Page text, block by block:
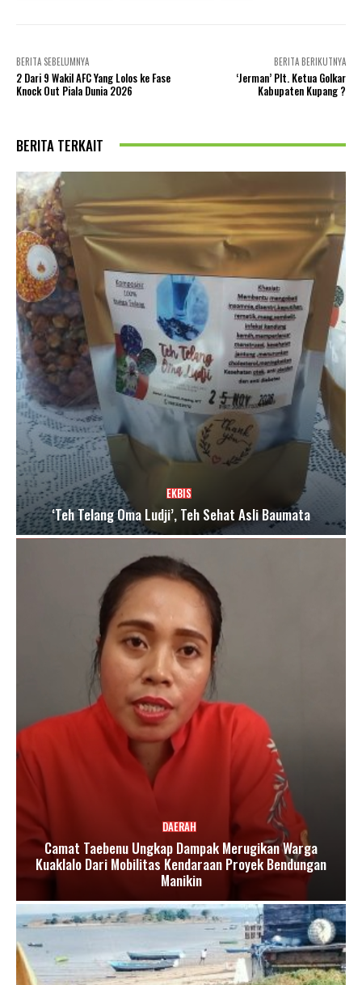
BERITA SEBELUMNYA
2 Dari 9 Wakil AFC Yang Lolos ke Fase
Knock Out Piala Dunia 2026
BERITA BERIKUTNYA
‘Jerman’ Plt. Ketua Golkar
Kabupaten Kupang ?
BERITA TERKAIT
EKBIS
‘Teh Telang Oma Ludji’, Teh Sehat Asli Baumata
DAERAH
Camat Taebenu Ungkap Dampak Merugikan Warga
Kuaklalo Dari Mobilitas Kendaraan Proyek Bendungan
Manikin